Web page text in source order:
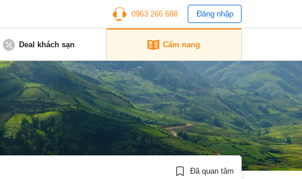
0963 266 688 Đăng nhập
Deal khách sạn Cẩm nang
Đã quan tâm